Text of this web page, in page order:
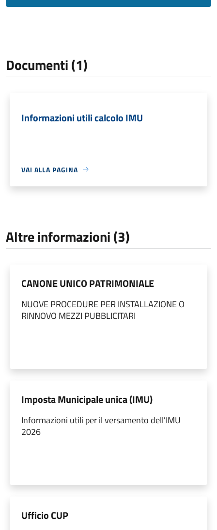
Documenti (1)
Informazioni utili calcolo IMU
VAI ALLA PAGINA
Altre informazioni (3)
CANONE UNICO PATRIMONIALE
NUOVE PROCEDURE PER INSTALLAZIONE O
RINNOVO MEZZI PUBBLICITARI
Imposta Municipale unica (IMU)
Informazioni utili per il versamento dell'IMU
2026
Ufficio CUP